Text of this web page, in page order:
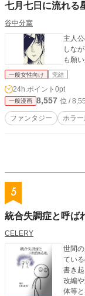
七月七日に流れる
谷中分室
主人
しな
も願
一般女性向け 完結
24h.ポイント 0pt
一般漫画 8,557 位 /
ファンタジー ホラ
5
統合失調症と呼ば
CELERY
世間
てい
書き
改編
体等と